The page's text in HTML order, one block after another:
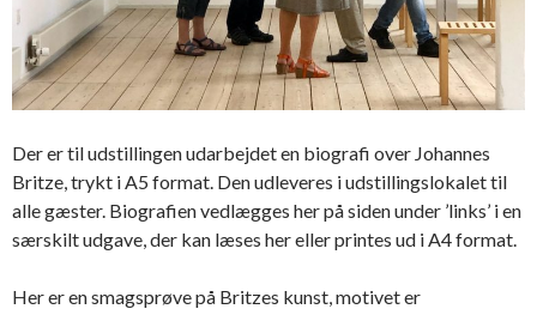
Der er til udstillingen udarbejdet en biografi over Johannes
Britze, trykt i A5 format. Den udleveres i udstillingslokalet til
alle gæster. Biografien vedlægges her på siden under ’links’ i en
særskilt udgave, der kan læses her eller printes ud i A4 format.
Her er en smagsprøve på Britzes kunst, motivet er